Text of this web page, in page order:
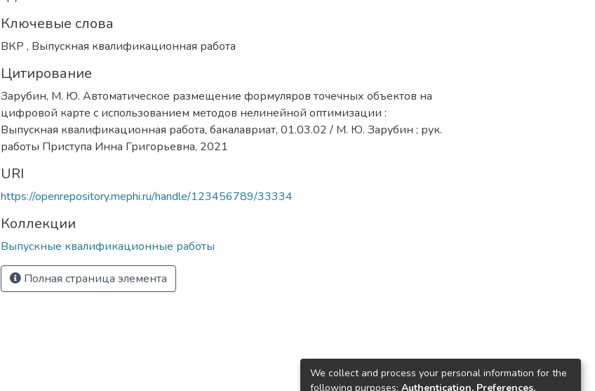
Ключевые слова
ВКР , Выпускная квалификационная работа
Цитирование
Зарубин, М. Ю. Автоматическое размещение формуляров точечных объектов на
цифровой карте с использованием методов нелинейной оптимизации :
Выпускная квалификационная работа, бакалавриат, 01.03.02 / М. Ю. Зарубин ; рук.
работы Приступа Инна Григорьевна, 2021
URI
https://openrepository.mephi.ru/handle/123456789/33334
Коллекции
Выпускные квалификационные работы
Полная страница элемента
We collect and process your personal information for the
following purposes: Authentication, Preferences,